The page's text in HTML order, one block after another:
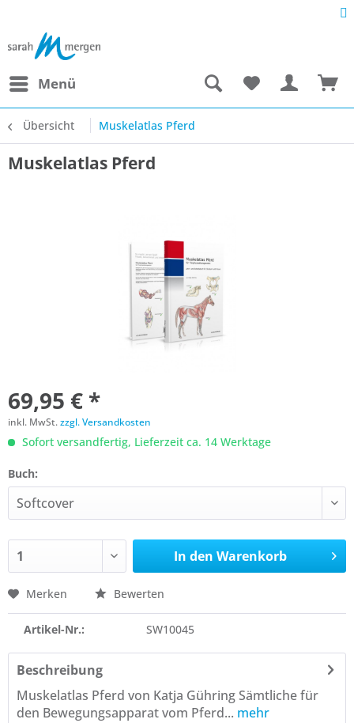
Menü
Übersicht Muskelatlas Pferd
Muskelatlas Pferd
69,95 € *
inkl. MwSt.zzgl. Versandkosten
Sofort versandfertig, Lieferzeit ca. 14 Werktage
Buch:
In den Warenkorb
Merken Bewerten
Artikel-Nr.: SW10045
Beschreibung
Muskelatlas Pferd von Katja Gühring Sämtliche für
den Bewegungsapparat vom Pferd... mehr